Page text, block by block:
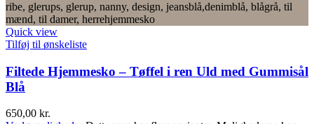
Quick view
Tilføj til ønskeliste
Filtede Hjemmesko – Tøffel i ren Uld med Gummisål
Blå
650,00 kr.